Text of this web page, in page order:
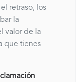
retraso, los
la
valor de la
que tienes